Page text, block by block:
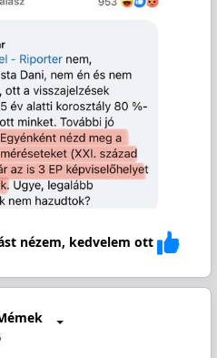
nézem, kedvelem ott